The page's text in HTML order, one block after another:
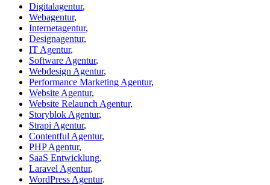
Digitalagentur,
Webagentur,
Internetagentur,
Designagentur,
IT Agentur,
Software Agentur,
Webdesign Agentur,
Performance Marketing Agentur,
Website Agentur,
Website Relaunch Agentur,
Storyblok Agentur,
Strapi Agentur,
Contentful Agentur,
PHP Agentur,
SaaS Entwicklung,
Laravel Agentur,
WordPress Agentur.